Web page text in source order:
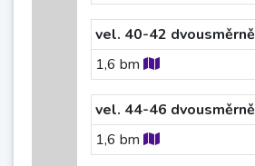
vel. 40-42 dvousměrně
1,6 bm
vel. 44-46 dvousměrně
1,6 bm